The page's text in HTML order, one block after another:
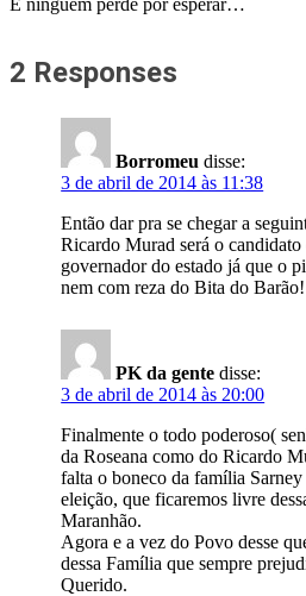
E ninguém perde por esperar…
2 Responses
Borromeu disse:
3 de abril de 2014 às 11:38
Então dar pra se chegar a
Ricardo Murad será o
governador do estado já que o
nem com reza do Bita do
PK da gente disse:
3 de abril de 2014 às 20:00
Finalmente o todo poderoso(
da Roseana como do Ricardo
falta o boneco da família
eleição, que ficaremos livre
Maranhão.
Agora e a vez do Povo desse
dessa Família que sempre
Querido.